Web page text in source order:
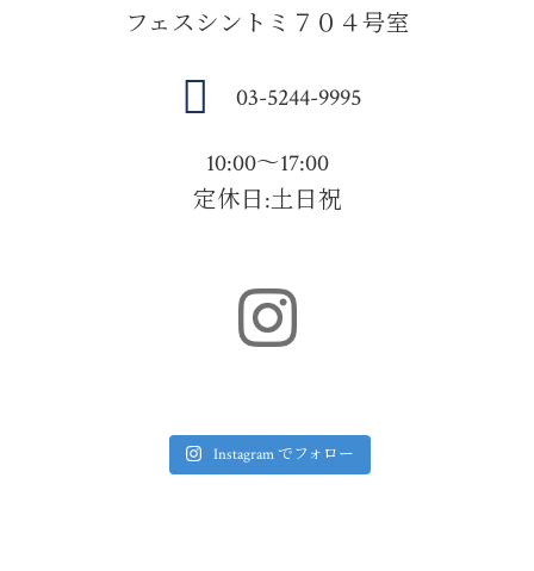
フェスシントミ７０４号室
03-5244-9995
10:00～17:00
定休日:土日祝
Instagram でフォロー